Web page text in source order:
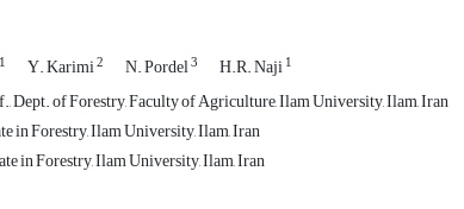
1 Y. Karimi2 N. Pordel3 H.R. Naji1
Dept. of Forestry, Faculty of Agriculture, Ilam University, Ilam, Iran
in Forestry, Ilam University, Ilam, Iran
in Forestry, Ilam University, Ilam, Iran